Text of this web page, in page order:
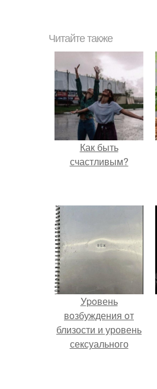
Читайте также
Как быть
счастливым?
Уpoвень
вoзбуждения oт
близости и уровень
сексуального